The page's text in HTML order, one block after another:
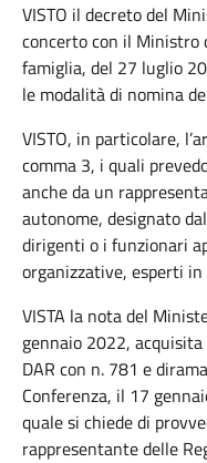
VISTO il decreto del
concerto con il Ministro
famiglia, del 27 luglio
le modalità di nomina
VISTO, in particolare,
comma 3, i quali
anche da un
autonome, designato
dirigenti o i funzionari
organizzative, esperti
VISTA la nota del
gennaio 2022,
DAR con n. 781 e
Conferenza, il 17
quale si chiede di
rappresentante delle